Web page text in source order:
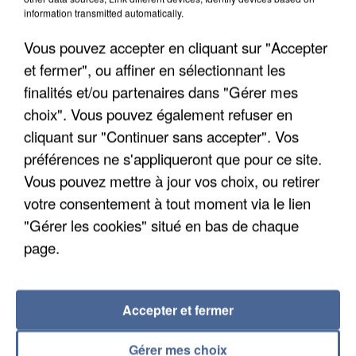
APRÈS TOUTES CES CANICULES, LES REFUGES
DE FAUNE SAUVAGE SONT...
information transmitted automatically.
Vous pouvez accepter en cliquant sur "Accepter
et fermer", ou affiner en sélectionnant les
finalités et/ou partenaires dans "Gérer mes
choix". Vous pouvez également refuser en
cliquant sur "Continuer sans accepter". Vos
préférences ne s'appliqueront que pour ce site.
Vous pouvez mettre à jour vos choix, ou retirer
votre consentement à tout moment via le lien
"Gérer les cookies" situé en bas de chaque
page.
Gérer mes choix
Accepter et fermer